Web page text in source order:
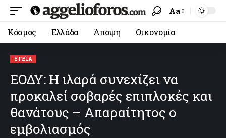
Aa
Κόσμος Ελλάδα Άποψη Οικονομία
ΥΓΕΊΑ
ΕΟΔΥ: Η ιλαρά συνεχίζει να
προκαλεί σοβαρές επιπλοκές και
θανάτους – Απαραίτητος ο
εμβολιασμός